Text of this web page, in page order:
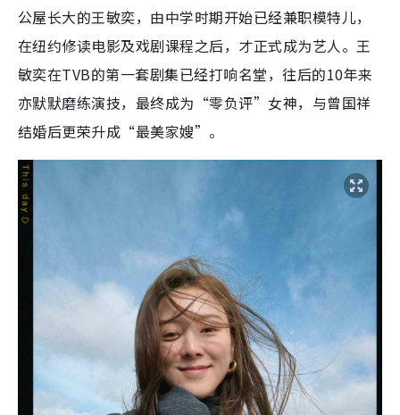
公屋长大的王敏奕，由中学时期开始已经兼职模特儿，
在纽约修读电影及戏剧课程之后，才正式成为艺人。王
敏奕在TVB的第一套剧集已经打响名堂，往后的10年来
亦默默磨练演技，最终成为“零负评”女神，与曾国祥
结婚后更荣升成“最美家嫂”。